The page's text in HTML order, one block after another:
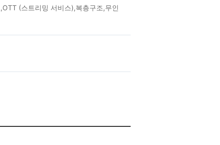
(스트리밍 서비스),복층구조,무인